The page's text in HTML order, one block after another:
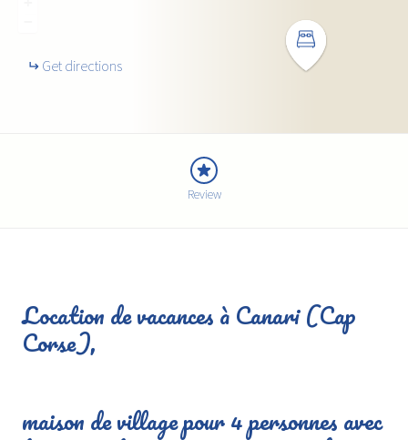
Get directions
Review
Location de vacances à Canari (Cap
Corse),
maison de village pour 4 personnes avec